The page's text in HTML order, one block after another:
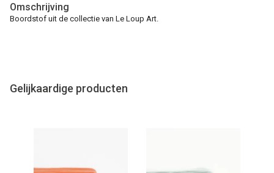
Omschrijving
Boordstof uit de collectie van Le Loup Art.
Gelijkaardige producten